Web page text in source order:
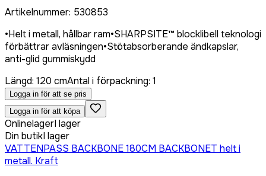
Artikelnummer: 530853
•Helt i metall, hållbar ram•SHARPSITE™ blocklibell teknologi
förbättrar avläsningen•Stötabsorberande ändkapslar,
anti-glid gummiskydd
Längd: 120 cmAntal i förpackning: 1
Logga in för att se pris
Logga in för att köpa
OnlinelagerI lager
Din butikI lager
VATTENPASS BACKBONE 180CM BACKBONET helt i
metall. Kraft